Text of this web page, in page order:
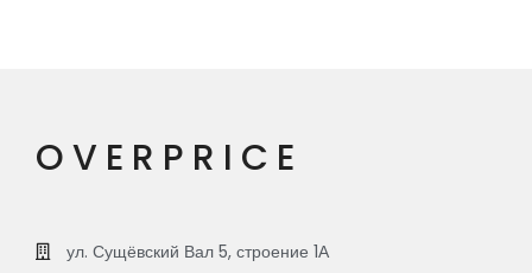
OVERPRICE
ул. Сущёвский Вал 5, строение 1А